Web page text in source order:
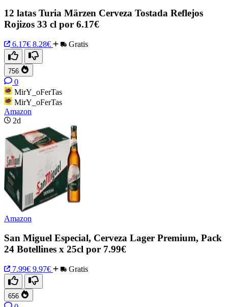
12 latas Turia Märzen Cerveza Tostada Reflejos
Rojizos 33 cl por 6.17€
6.17€ 8.28€ Gratis
756
0
MirY_oFerTas
MirY_oFerTas
Amazon
2d
Amazon
San Miguel Especial, Cerveza Lager Premium, Pack
24 Botellines x 25cl por 7.99€
7.99€ 9.97€ Gratis
656